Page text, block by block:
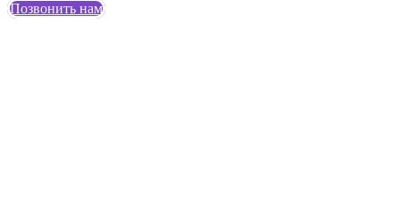
Позвонить нам